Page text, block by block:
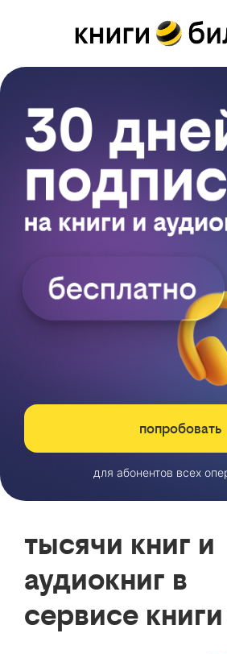
попробовать
для абонентов всех
тысячи книг и
аудиокниг в
сервисе